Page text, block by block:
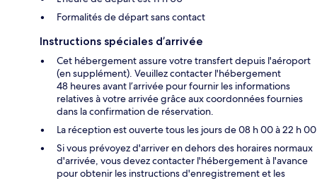
Formalités de départ sans contact
Instructions spéciales d’arrivée
Cet hébergement assure votre transfert depuis l'aéroport
(en supplément). Veuillez contacter l'hébergement
48 heures avant l’arrivée pour fournir les informations
relatives à votre arrivée grâce aux coordonnées fournies
dans la confirmation de réservation.
La réception est ouverte tous les jours de 08 h 00 à 22 h 00
Si vous prévoyez d'arriver en dehors des horaires normaux
d'arrivée, vous devez contacter l'hébergement à l'avance
pour obtenir les instructions d'enregistrement et les